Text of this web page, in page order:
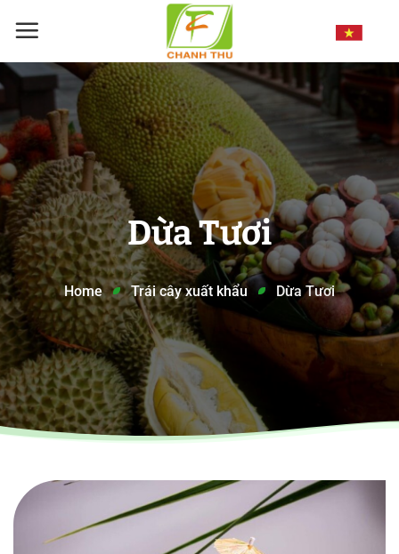
đến
dung
Dừa Tươi
Home Trái cây xuất khẩu Dừa Tươi